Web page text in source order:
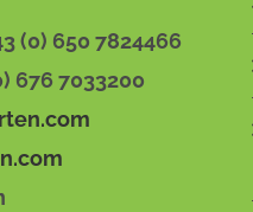
AUF.
DIE
OPTIONEN
KÖNNEN
AUF
DER
(0) 650 7824466
676 7033200